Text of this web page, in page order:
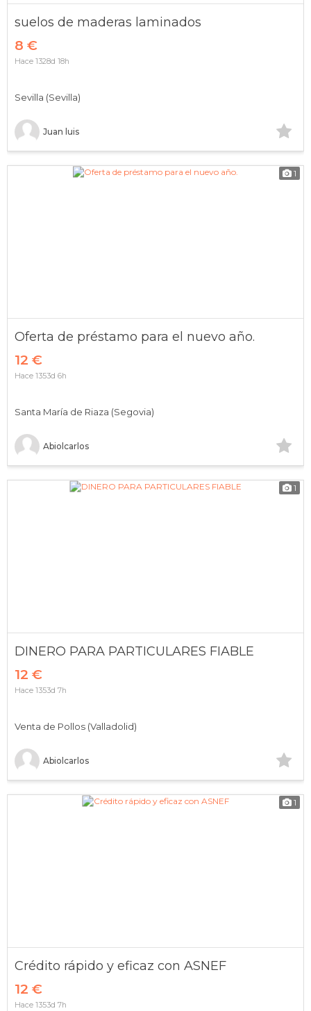
suelos de maderas laminados
8 €
Juan luis
Sevilla (Sevilla)
Hace 1328d 18h
1
Oferta de préstamo para el nuevo año.
12 €
Abiolcarlos
Santa María de Riaza (Segovia)
Hace 1353d 6h
1
DINERO PARA PARTICULARES FIABLE
12 €
Abiolcarlos
Venta de Pollos (Valladolid)
Hace 1353d 7h
1
Crédito rápido y eficaz con ASNEF
12 €
Hace 1353d 7h